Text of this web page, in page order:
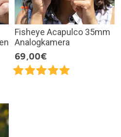
Fisheye Acapulco 35mm
Analogkamera
69,00€